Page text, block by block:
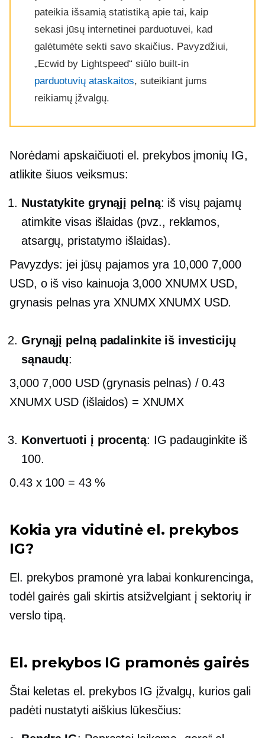
pateikia išsamią statistiką apie tai, kaip
sekasi jūsų internetinei parduotuvei, kad
galėtumėte sekti savo skaičius. Pavyzdžiui,
„Ecwid by Lightspeed“ siūlo built-in
parduotuvių ataskaitos, suteikiant jums
reikiamų įžvalgų.
Norėdami apskaičiuoti el. prekybos įmonių IG,
atlikite šiuos veiksmus:
Nustatykite grynąjį pelną: iš visų pajamų
atimkite visas išlaidas (pvz., reklamos,
atsargų, pristatymo išlaidas).
Pavyzdys: jei jūsų pajamos yra 10,000 7,000
USD, o iš viso kainuoja 3,000 XNUMX USD,
grynasis pelnas yra XNUMX XNUMX USD.
Grynąjį pelną padalinkite iš investicijų
sąnaudų:
3,000 7,000 USD (grynasis pelnas) / 0.43
XNUMX USD (išlaidos) = XNUMX
Konvertuoti į procentą: IG padauginkite iš
100.
0.43 x 100 = 43 %
Kokia yra vidutinė el. prekybos
IG?
El. prekybos pramonė yra labai konkurencinga,
todėl gairės gali skirtis atsižvelgiant į sektorių ir
verslo tipą.
El. prekybos IG pramonės gairės
Štai keletas el. prekybos IG įžvalgų, kurios gali
padėti nustatyti aiškius lūkesčius: